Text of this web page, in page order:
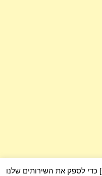
אנו משתמשים בקובצי עוגיה [Cookies] כדי לספק את השירותים שלנו